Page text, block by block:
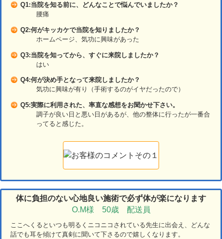
Q1:当院を知る前に、どんなことで悩んでいましたか？
腰痛
Q2:何がキッカケで当院を知りましたか？
ホームページ、気功に興味があった
Q3:当院を知ってから、すぐに来院しましたか？
はい
Q4:何が決め手となって来院しましたか？
気功に興味が有り（手術するのがイヤだったので）
Q5:実際に利用された、率直な感想をお聞かせ下さい。
調子が良い日と悪い日があるが、他の整体に行ったが一番合
ってると感じた。
体に負担のない心地良い施術で必ず体が楽になります
O.M様 50歳 配送員
ここへくるといつも明るくニコニコされている先生に出会え、どんな
話でも耳を傾けて真剣に聞いて下さるので嬉しくなります。